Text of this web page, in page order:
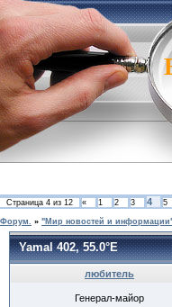
Страница 4 из 12 « 1 2 3 4 5
Форум. » "Мир новостей и
Yamal 402, 55.0°E
любитель
Генерал-майор